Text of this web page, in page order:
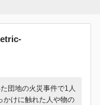
団地の火災事件で1人
かけに触れた人や物の